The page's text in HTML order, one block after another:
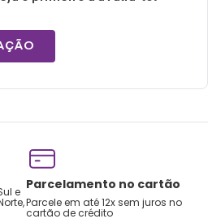
e Parcelamento no cartão
Parcele em até 12x sem juros no
cartão de crédito